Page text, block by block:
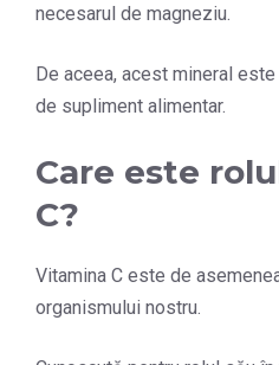
necesarul de magneziu.
De aceea, acest mineral
de supliment alimentar.
Care este
C?
Vitamina C este de
organismului nostru.